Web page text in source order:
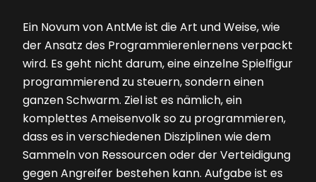
Ein Novum von AntMe ist die Art und Weise, wie
der Ansatz des Programmierenlernens verpackt
wird. Es geht nicht darum, eine einzelne Spielfigur
programmierend zu steuern, sondern einen
ganzen Schwarm. Ziel ist es nämlich, ein
komplettes Ameisenvolk so zu programmieren,
dass es in verschiedenen Disziplinen wie dem
Sammeln von Ressourcen oder der Verteidigung
gegen Angreifer bestehen kann. Aufgabe ist es